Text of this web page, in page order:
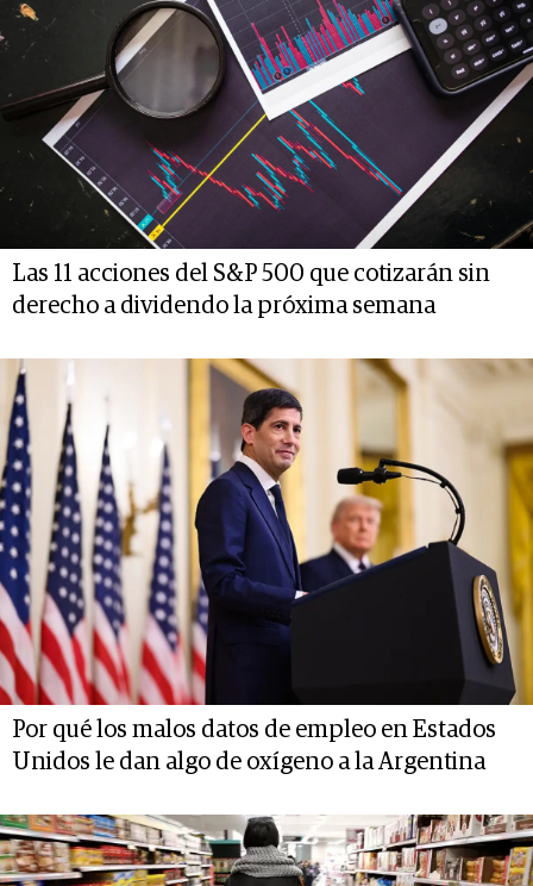
Las 11 acciones del S&P 500 que cotizarán sin
derecho a dividendo la próxima semana
Por qué los malos datos de empleo en Estados
Unidos le dan algo de oxígeno a la Argentina